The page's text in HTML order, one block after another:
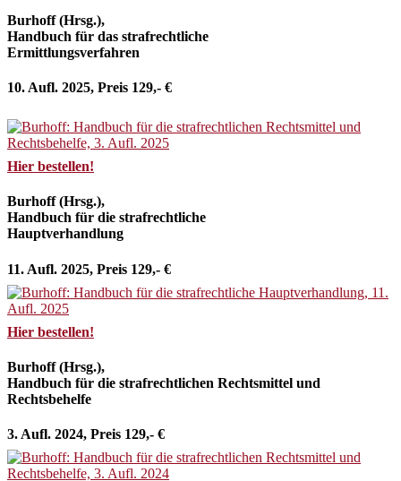
Burhoff (Hrsg.),
Handbuch für das strafrechtliche
Ermittlungsverfahren
10. Aufl. 2025, Preis 129,- €
Hier bestellen!
Burhoff (Hrsg.),
Handbuch für die strafrechtliche
Hauptverhandlung
11. Aufl. 2025, Preis 129,- €
Hier bestellen!
Burhoff (Hrsg.),
Handbuch für die strafrechtlichen Rechtsmittel und
Rechtsbehelfe
3. Aufl. 2024, Preis 129,- €